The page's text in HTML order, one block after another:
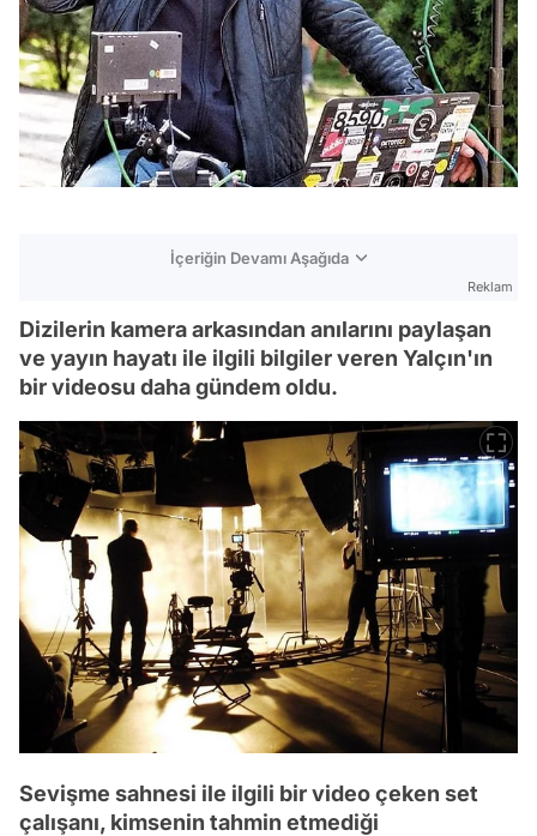
İçeriğin Devamı Aşağıda
Reklam
Dizilerin kamera arkasından anılarını paylaşan
ve yayın hayatı ile ilgili bilgiler veren Yalçın'ın
bir videosu daha gündem oldu.
Sevişme sahnesi ile ilgili bir video çeken set
çalışanı, kimsenin tahmin etmediği